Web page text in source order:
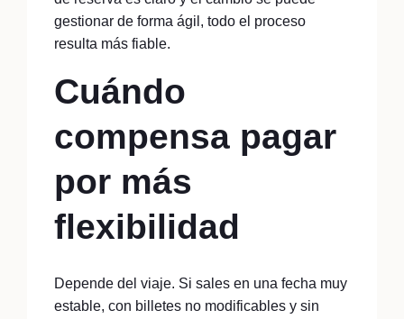
gestionar de forma ágil, todo el proceso
resulta más fiable.
Cuándo
compensa pagar
por más
flexibilidad
Depende del viaje. Si sales en una fecha muy
estable, con billetes no modificables y sin